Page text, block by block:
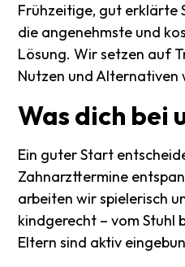
Frühzeitige, gut erklärte
die angenehmste und
Lösung. Wir setzen auf
Nutzen und Alternativen
Was dich bei
Ein guter Start
Zahnarzttermine
arbeiten wir spielerisch
kindgerecht – vom Stuhl
Eltern sind aktiv